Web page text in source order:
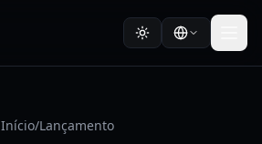
Início/Lançamento